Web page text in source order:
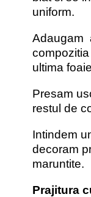
uniform.
Adaugam
ultima
Presam
restul de
Intindem
decoram
maruntite.
Prajitura